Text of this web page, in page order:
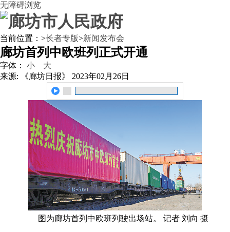
无障碍浏览
当前位置： >长者专版>新闻发布会
廊坊首列中欧班列正式开通
字体： 小
大
来源: 《廊坊日报》
2023年02月26日
图为廊坊首列中欧班列驶出场站。 记者 刘向 摄